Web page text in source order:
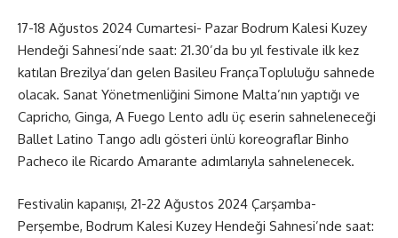
17-18 Ağustos 2024 Cumartesi- Pazar Bodrum Kalesi Kuzey
Hendeği Sahnesi’nde saat: 21.30’da bu yıl festivale ilk kez
katılan Brezilya’dan gelen Basileu FrançaTopluluğu sahnede
olacak. Sanat Yönetmenliğini Simone Malta’nın yaptığı ve
Capricho, Ginga, A Fuego Lento adlı üç eserin sahneleneceği
Ballet Latino Tango adlı gösteri ünlü koreograflar Binho
Pacheco ile Ricardo Amarante adımlarıyla sahnelenecek.
Festivalin kapanışı, 21-22 Ağustos 2024 Çarşamba-
Perşembe, Bodrum Kalesi Kuzey Hendeği Sahnesi’nde saat: